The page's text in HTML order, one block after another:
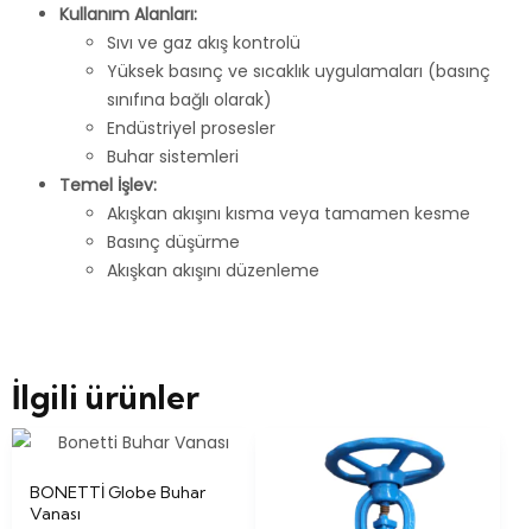
Kullanım Alanları:
Sıvı ve gaz akış kontrolü
Yüksek basınç ve sıcaklık uygulamaları (basınç
sınıfına bağlı olarak)
Endüstriyel prosesler
Buhar sistemleri
Temel İşlev:
Akışkan akışını kısma veya tamamen kesme
Basınç düşürme
Akışkan akışını düzenleme
İlgili ürünler
BONETTİ Globe Buhar
Vanası